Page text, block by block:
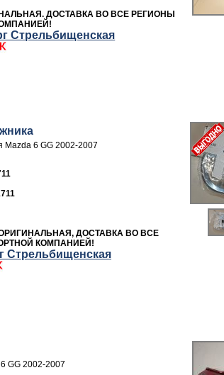
ДОСТАВКА ВО ВСЕ РЕГИОНЫ
Стрельбищенская
6 GG 2002-2007
ДОСТАВКА ВО ВСЕ
КОМПАНИЕЙ!
Стрельбищенская
GG 2002-2007